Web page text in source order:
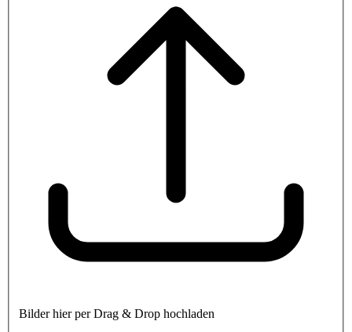
Bilder hier per Drag & Drop hochladen